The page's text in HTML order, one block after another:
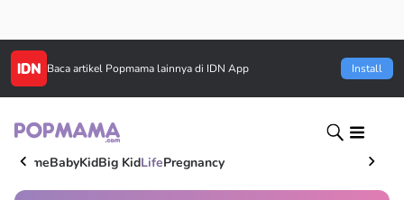
Baca artikel Popmama lainnya di IDN App Install
HomeBabyKidBig KidLifePregnancy